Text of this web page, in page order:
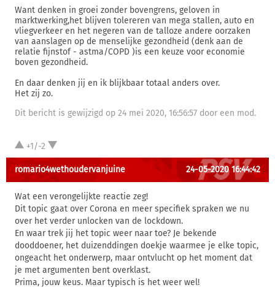
Want denken in groei zonder bovengrens, geloven in
marktwerking,het blijven tolereren van mega stallen, auto en
vliegverkeer en het negeren van de talloze andere oorzaken
van aanslagen op de menselijke gezondheid (denk aan de
relatie fijnstof - astma/COPD )is een keuze voor economie
boven gezondheid.
En daar denken jij en ik blijkbaar totaal anders over.
Het zij zo.
Dit bericht is gewijzigd op 24 mei 2020, 16:56:57 door een mod.
+1/-2
romario4wethoudervanjuine 24-05-2020 16:44:42
Wat een verongelijkte reactie zeg!
Dit topic gaat over Corona en meer specifiek spraken we nu
over het verder unlocken van de lockdown.
En waar trek jij het topic weer naar toe? Je bekende
dooddoener, het duizenddingen doekje waarmee je elke topic,
ongeacht het onderwerp, maar ontvlucht op het moment dat
je met argumenten bent overklast.
Prima, jouw keus. Maar typisch is het weer wel!